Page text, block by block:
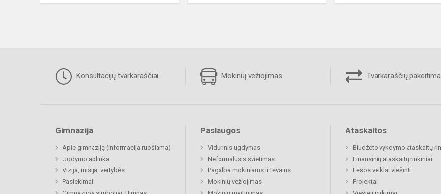
Konsultacijų tvarkaraščiai Mokinių vežiojimas Tvarkaraščių pakeitimai
Gimnazija
Apie gimnaziją (informacija ruošiama)
Ugdymo aplinka
Vizija, misija, vertybės
Pasiekimai
Paslaugos
Vidurinis ugdymas
Neformalusis švietimas
Pagalba mokiniams ir tėvams
Mokinių vežiojimas
Ataskaitos
Biudžeto vykdymo ataskaitų
Finansinių ataskaitų rinkiniai
Lėšos veiklai viešinti
Projektai